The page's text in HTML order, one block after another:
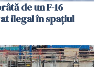
de un F-16
ilegal în spațiul